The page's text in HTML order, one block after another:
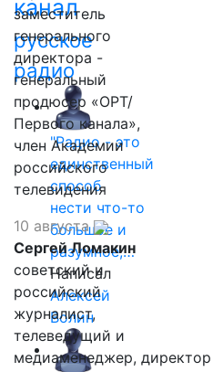
канал
русское
радио
"Радио - это
единственный
способ
нести что-то
большое и
разумное,…
Написал
Алексей
Волин
заместитель
генерального
директора -
генеральный
продюсер «ОРТ/
Первого канала»,
член Академии
российского
телевидения
10 августа
Сергей Ломакин
советский и
российский
журналист,
телеведущий и
медиаменеджер, директор